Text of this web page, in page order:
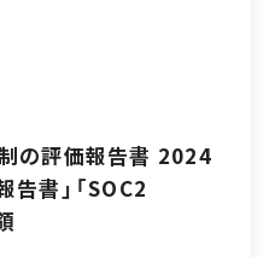
の評価報告書 2024
書」「SOC2